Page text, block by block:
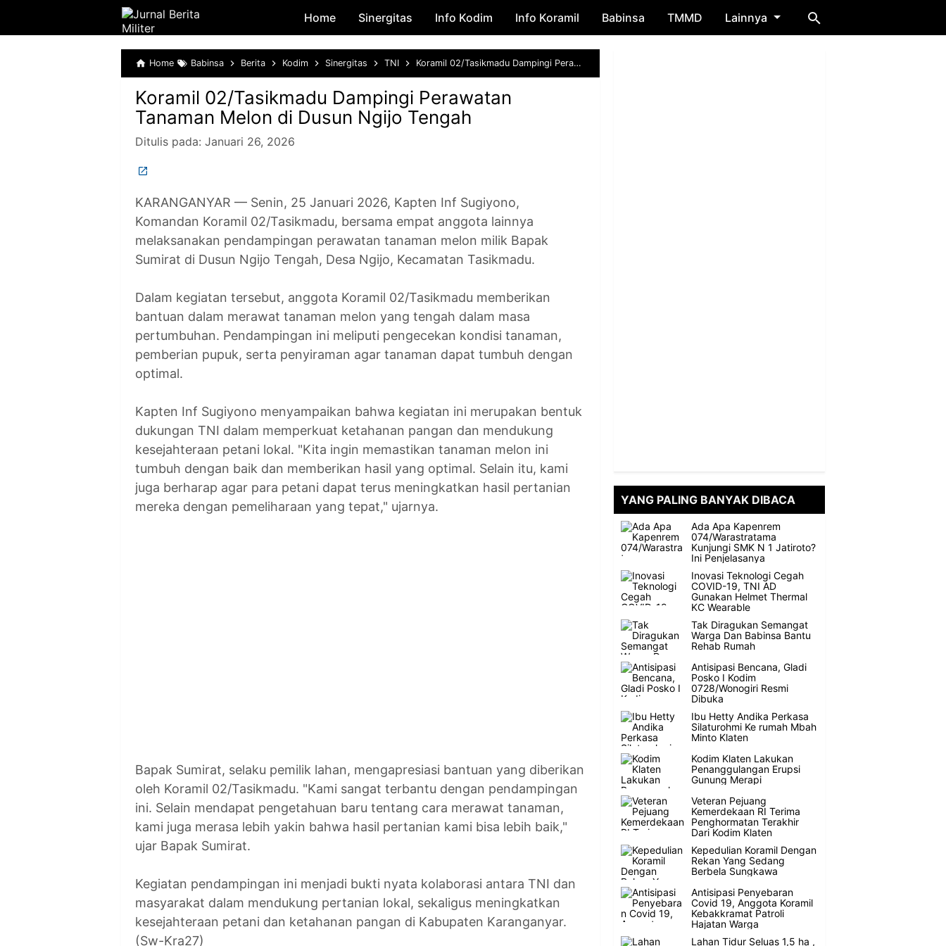
Skip to main content
Home Sinergitas Info Kodim Info Koramil Babinsa TMMD Lainnya
Home Babinsa Berita Kodim Sinergitas TNI Koramil 02/Tasikmadu Dampingi Perawatan Tanaman Melon di Dusun Ngijo Tengah
Koramil 02/Tasikmadu Dampingi Perawatan
Tanaman Melon di Dusun Ngijo Tengah
Ditulis pada: Januari 26, 2026
KARANGANYAR — Senin, 25 Januari 2026, Kapten Inf Sugiyono,
Komandan Koramil 02/Tasikmadu, bersama empat anggota lainnya
melaksanakan pendampingan perawatan tanaman melon milik Bapak
Sumirat di Dusun Ngijo Tengah, Desa Ngijo, Kecamatan Tasikmadu.
Dalam kegiatan tersebut, anggota Koramil 02/Tasikmadu memberikan
bantuan dalam merawat tanaman melon yang tengah dalam masa
pertumbuhan. Pendampingan ini meliputi pengecekan kondisi tanaman,
pemberian pupuk, serta penyiraman agar tanaman dapat tumbuh dengan
optimal.
Kapten Inf Sugiyono menyampaikan bahwa kegiatan ini merupakan bentuk
dukungan TNI dalam memperkuat ketahanan pangan dan mendukung
kesejahteraan petani lokal. "Kita ingin memastikan tanaman melon ini
tumbuh dengan baik dan memberikan hasil yang optimal. Selain itu, kami
juga berharap agar para petani dapat terus meningkatkan hasil pertanian
mereka dengan pemeliharaan yang tepat," ujarnya.
Bapak Sumirat, selaku pemilik lahan, mengapresiasi bantuan yang diberikan
oleh Koramil 02/Tasikmadu. "Kami sangat terbantu dengan pendampingan
ini. Selain mendapat pengetahuan baru tentang cara merawat tanaman,
kami juga merasa lebih yakin bahwa hasil pertanian kami bisa lebih baik,"
ujar Bapak Sumirat.
Kegiatan pendampingan ini menjadi bukti nyata kolaborasi antara TNI dan
masyarakat dalam mendukung pertanian lokal, sekaligus meningkatkan
kesejahteraan petani dan ketahanan pangan di Kabupaten Karanganyar.
(Sw-Kra27)
YANG PALING BANYAK DIBACA
Ada Apa Kapenrem
074/Warastratama
Kunjungi SMK N 1 Jatiroto?
Ini Penjelasanya
Inovasi Teknologi Cegah
COVID-19, TNI AD
Gunakan Helmet Thermal
KC Wearable
Tak Diragukan Semangat
Warga Dan Babinsa Bantu
Rehab Rumah
Antisipasi Bencana, Gladi
Posko I Kodim
0728/Wonogiri Resmi
Dibuka
Ibu Hetty Andika Perkasa
Silaturohmi Ke rumah Mbah
Minto Klaten
Kodim Klaten Lakukan
Penanggulangan Erupsi
Gunung Merapi
Veteran Pejuang
Kemerdekaan RI Terima
Penghormatan Terakhir
Dari Kodim Klaten
Kepedulian Koramil Dengan
Rekan Yang Sedang
Berbela Sungkawa
Antisipasi Penyebaran
Covid 19, Anggota Koramil
Kebakkramat Patroli
Hajatan Warga
Lahan Tidur Seluas 1,5 ha ,